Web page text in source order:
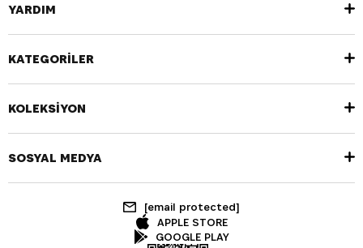
YARDIM
KATEGORİLER
KOLEKSİYON
SOSYAL MEDYA
[email protected]
APPLE STORE
GOOGLE PLAY